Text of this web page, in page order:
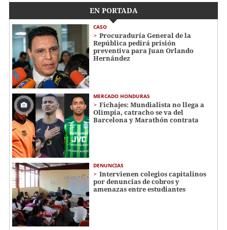
EN PORTADA
CASO
Procuraduría General de la
República pedirá prisión
preventiva para Juan Orlando
Hernández
MERCADO HONDURAS
Fichajes: Mundialista no llega a
Olimpia, catracho se va del
Barcelona y Marathón contrata
DENUNCIAS
Intervienen colegios capitalinos
por denuncias de cobros y
amenazas entre estudiantes